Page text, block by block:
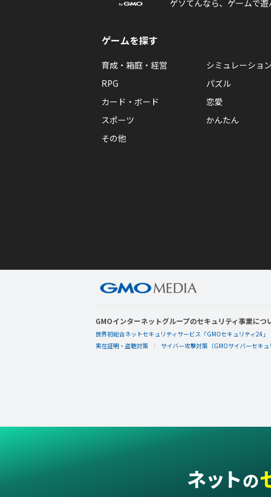
ゲソてんなら、ゲームで遊
ゲームを探す
育成・箱庭・経営
シミュレーション
RPG
パズル
カード・ボード
恋愛
スポーツ
かんたん
その他
GMOインターネットグループのセキュリティ事業につ
世界初総合ネットセキュリティサービス「GMOセキュリティ24」
実在証明・盗聴対策
サイバー攻撃対策（GMOサイバーセキュ